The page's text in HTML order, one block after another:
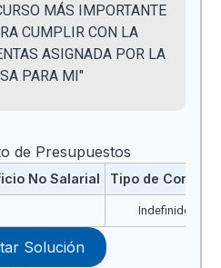
MÁS IMPORTANTE
CUMPLIR CON LA
ASIGNADA POR LA
PARA MI"
de Presupuestos
No Salarial Tipo de Contrato
Indefinido
Solución